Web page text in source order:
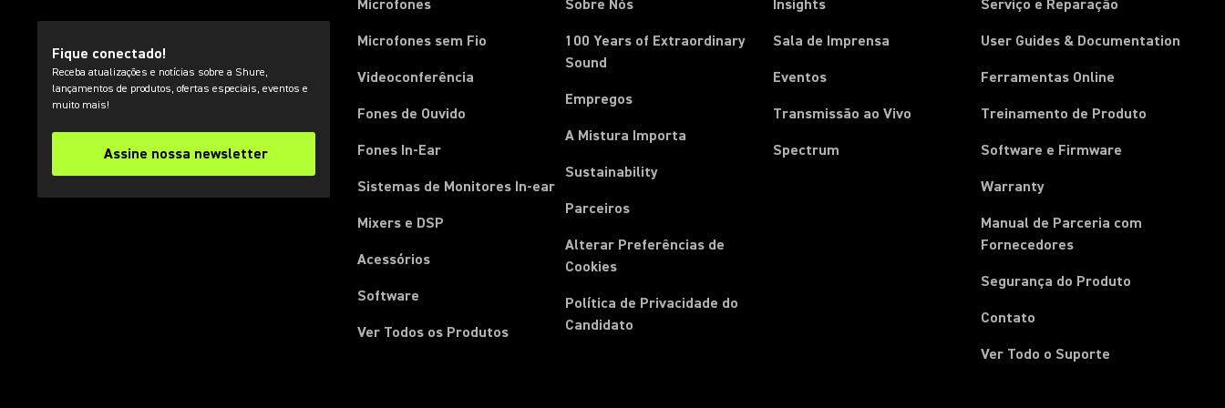
Fique conectado!
Receba atualizações e notícias sobre a Shure,
lançamentos de produtos, ofertas especiais, eventos e
muito mais!
Assine nossa newsletter
Microfones
Microfones sem Fio
Videoconferência
Fones de Ouvido
Fones In-Ear
Sistemas de Monitores In-ear
Mixers e DSP
Acessórios
Software
Ver Todos os Produtos
Sobre Nós
100 Years of Extraordinary
Sound
Empregos
A Mistura Importa
Sustainability
Parceiros
Alterar Preferências de
Cookies
Política de Privacidade do
Candidato
Insights
Sala de Imprensa
Eventos
Transmissão ao Vivo
Spectrum
Serviço e Reparação
User Guides & Documentation
Ferramentas Online
Treinamento de Produto
Software e Firmware
Warranty
Manual de Parceria com
Fornecedores(Opens in a new tab)
Segurança do Produto
Contato
Ver Todo o Suporte